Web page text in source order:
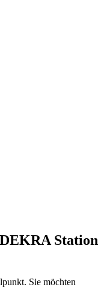
Station
Sie möchten